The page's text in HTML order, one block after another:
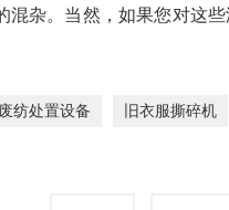
杂。当然，如果您对这
废纺处置设备 旧衣服撕碎机